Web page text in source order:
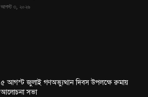
আগস্ট ৩, ২০২৬
৫ আগস্ট জুলাই গণঅভ্যুত্থান দিবস উপলক্ষে রুমায়
আলোচনা সভা